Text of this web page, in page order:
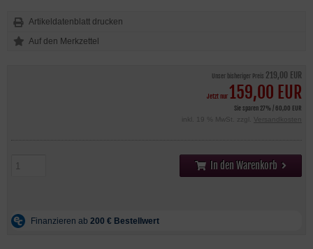
Unser bisheriger Preis 219,00 EUR
Jetzt nur159,00 EUR
Sie sparen 27% / 60,00 EUR
inkl. 19 % MwSt. zzgl.
Versandkosten
In den Warenkorb
Artikeldatenblatt drucken